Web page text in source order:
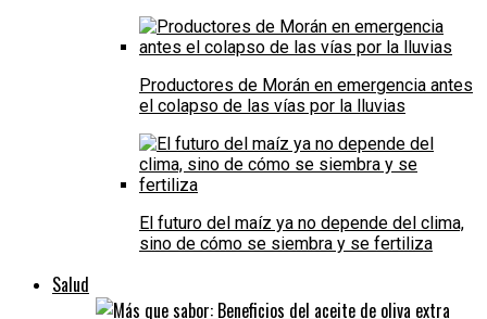
Productores de Morán en emergencia antes
el colapso de las vías por la lluvias
El futuro del maíz ya no depende del clima,
sino de cómo se siembra y se fertiliza
Salud